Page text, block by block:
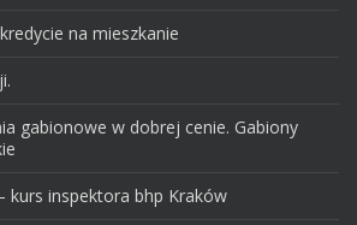
na mieszkanie
gabionowe w dobrej cenie. Gabiony
kurs inspektora bhp Kraków